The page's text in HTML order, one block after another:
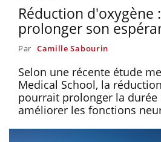
Réduction d'oxygène
prolonger son
Par Camille Sabourin
Selon une récente étude
Medical School, la
pourrait prolonger la durée
améliorer les fonctions